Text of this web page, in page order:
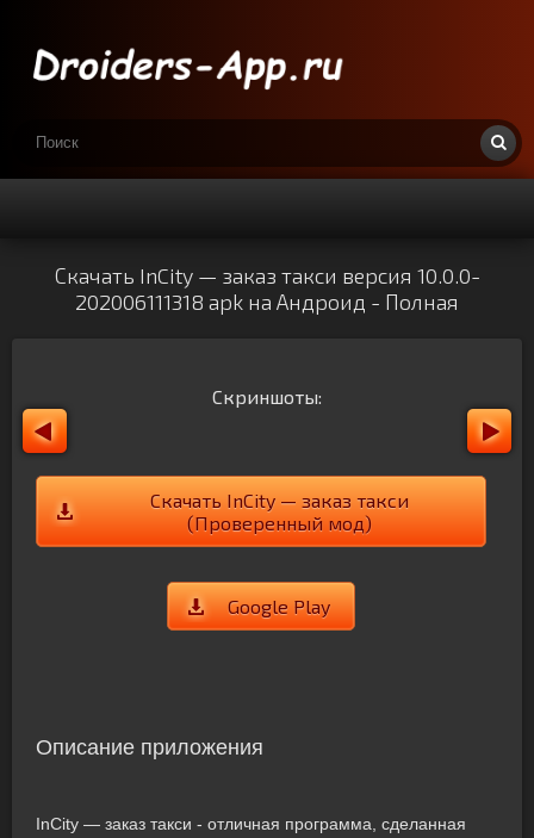
Скачать InCity — заказ такси версия 10.0.0-
202006111318 apk на Андроид - Полная
Скриншоты:
Скачать InCity — заказ такси
(Проверенный мод)
Google Play
Описание приложения
InCity — заказ такси - отличная программа, сделанная